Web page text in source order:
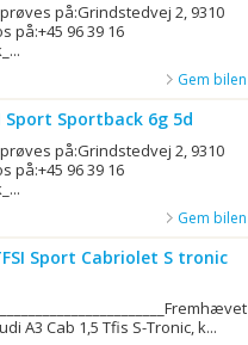
på:Grindstedvej 2, 9310
på:+45 96 39 16
Gem bilen
Sport Sportback 6g 5d
på:Grindstedvej 2, 9310
på:+45 96 39 16
Gem bilen
Sport Cabriolet S tronic
A3 Cab 1,5 Tfis S-Tronic, k...